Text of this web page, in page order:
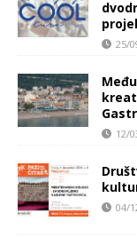
25/
12/
04/